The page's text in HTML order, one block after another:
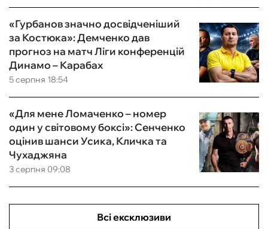
5 серпня 18:54
«Гурбанов значно досвідченіший
за Костюка»: Демченко дав
прогноз на матч Ліги конференцій
Динамо – Карабах
3 серпня 09:08
«Для мене Ломаченко – номер
один у світовому боксі»: Сенченко
оцінив шанси Усика, Кличка та
Чухаджяна
Всі ексклюзиви